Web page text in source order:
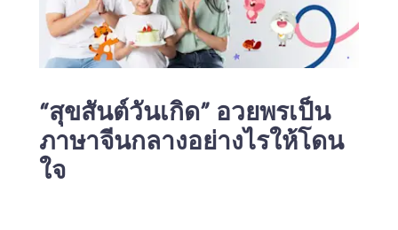
“สุขสันต์วันเกิด” อวยพรเป็น
ภาษาจีนกลางอย่างไรให้โดน
ใจ